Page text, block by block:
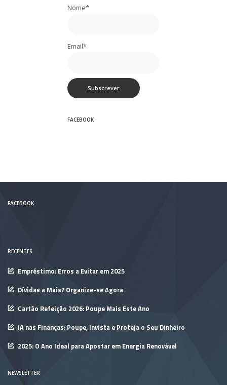
Nome*
Email*
FACEBOOK
FACEBOOK
RECENTES
Empréstimo: Erros a Evitar em 2025
Dívidas a Mais? Organize-se Agora
Cartão Refeição 2026: Poupe Mais Este Ano
IA nas Finanças: Poupe, Invista e Proteja o Seu Dinheiro
2025: O Ano Ideal para Apostar em Energia Renovável
NEWSLETTER